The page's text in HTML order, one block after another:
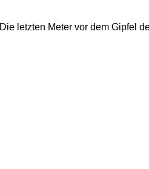
Die letzten Meter vor dem Gipfel